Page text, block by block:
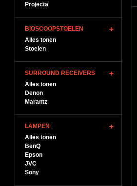
Projecta
BIOSCOOPSTOELEN
Alles tonen
Stoelen
SURROUND RECEIVERS
Alles tonen
Denon
Marantz
LAMPEN
Alles tonen
BenQ
Epson
JVC
Sony